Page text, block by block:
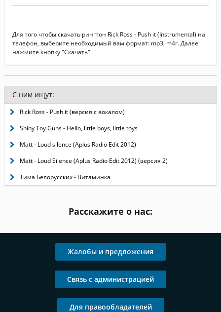
Для того чтобы скачать рингтон Rick Ross - Push it (Instrumental) на
телефон, выберите необходимый вам формат: mp3, m4r. Далее
нажмите кнопку "Скачать".
С ним ищут:
Rick Ross - Push it (версия с вокалом)
Shiny Toy Guns - Hello, little boys, little toys
Matt - Loud silence (Aplus Radio Edit 2012)
Matt - Loud Silence (Aplus Radio Edit 2012) (версия 2)
Тима Белорусских - Витаминка
Расскажите о нас:
Жалобы и предложения
Связь с администрацией
Для правообладателей